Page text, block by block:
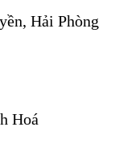
Hải Phòng
Hoá